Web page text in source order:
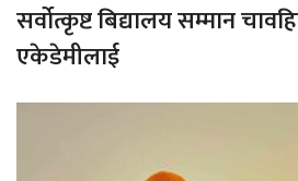
सर्वोत्कृष्ट बिद्यालय सम्मान
एकेडेमीलाई